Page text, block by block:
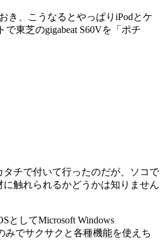
き、こうなるとやっぱりiPodとケ
東芝のgigabeat S60Vを「ポチ
チで付いて行ったのだが、ソコで
触れられるかどうかは知りません
としてMicrosoft Windows
みでサクサクと各種機能を使えち